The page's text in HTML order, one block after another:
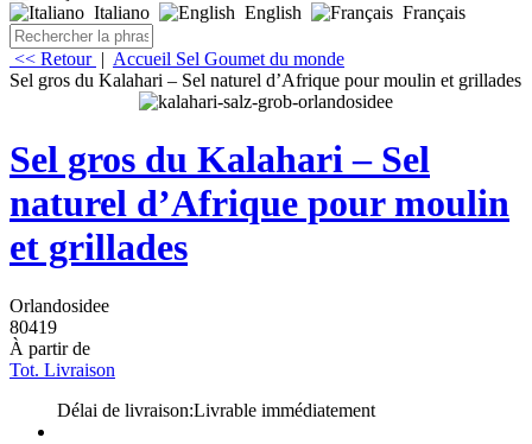
Italiano English Français
<< Retour | Accueil Sel Goumet du monde
Sel gros du Kalahari – Sel naturel d’Afrique pour moulin et grillades
Sel gros du Kalahari – Sel
naturel d’Afrique pour moulin
et grillades
Orlandosidee
80419
À partir de
Tot. Livraison
Délai de livraison:Livrable immédiatement